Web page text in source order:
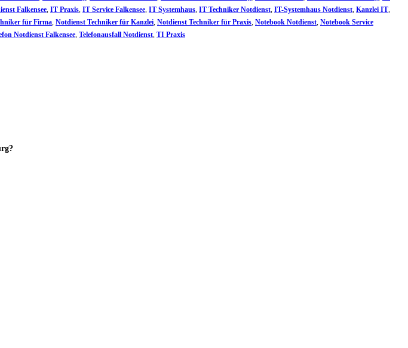
Falkensee IT Praxis IT Service Falkensee IT Systemhaus IT Techniker Notdienst IT-Systemhaus Notdienst Kanzlei IT
für Firma Notdienst Techniker für Kanzlei Notdienst Techniker für Praxis Notebook Notdienst Notebook Service
Notdienst Falkensee Telefonausfall Notdienst TI Praxis